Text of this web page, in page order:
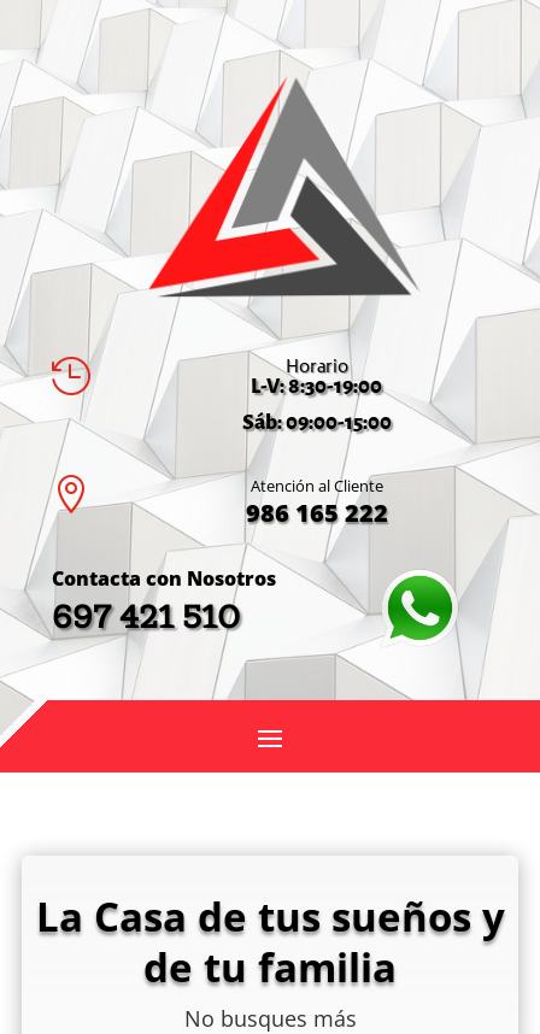
 Horario
L-V: 8:30-19:00
Sáb: 09:00-15:00
 Atención al Cliente
986 165 222
Contacta con Nosotros
697 421 510
La Casa de tus sueños y
de tu familia
No busques más